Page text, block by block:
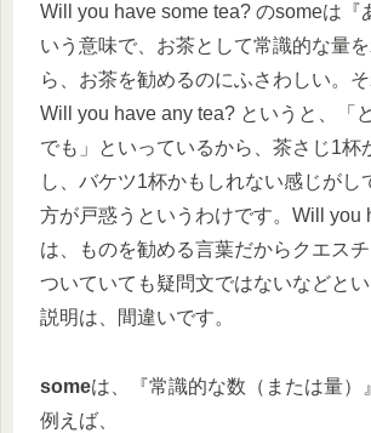
Will you have some tea? のsomeは『
いう意味で、お茶として常識的な量
ら、お茶を勧めるのにふさわしい。そ
Will you have any tea? というと、「
でも」といっているから、茶さじ1杯
し、バケツ1杯かもしれない感じがし
方が戸惑うというわけです。Will you
は、ものを勧める言葉だからクエス
ついていても疑問文ではないなどと
説明は、間違いです。
someは、『常識的な数（または量）
例えば、